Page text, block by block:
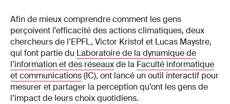
Afin de mieux comprendre comment les gens
perçoivent l’efficacité des actions climatiques, deux
chercheurs de l’EPFL, Victor Kristof et Lucas Maystre,
qui font partie du Laboratoire de la dynamique de
l’information et des réseauxde la Faculté informatique
et communications(IC), ont lancé un outil interactif pour
mesurer et partager la perception qu’ont les gens de
l’impact de leurs choix quotidiens.